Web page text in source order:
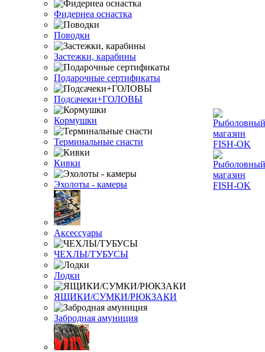
Фидернеа оснастка
Поводки
Застежки, карабины
Подарочные сертификаты
Подсачеки+ГОЛОВЫ
Кормушки
Терминальные снасти
Кивки
Эхолоты - камеры
Аксессуары
ЧЕХЛЫ/ТУБУСЫ
Лодки
ЯЩИКИ/СУМКИ/РЮКЗАКИ
Забродная амуниция